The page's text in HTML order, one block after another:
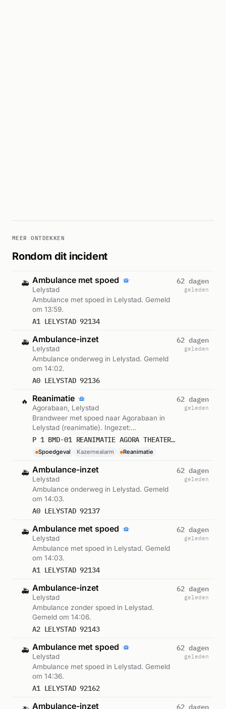
MEER ONTDEKKEN
Rondom dit incident
🚑 Ambulance met spoed
Lelystad
Ambulance met spoed in Lelystad. Gemeld
om 13:59.
A1 LELYSTAD 92134
62 dagen
geleden
🚑 Ambulance-inzet
Lelystad
Ambulance onderweg in Lelystad. Gemeld
om 14:02.
A0 LELYSTAD 92136
62 dagen
geleden
🔥 Reanimatie
Agorabaan, Lelystad
Brandweer met spoed naar Agorabaan in
Lelystad (reanimatie). Ingezet:
Kazernealarm. Gemeld om 14:02.
P 1 BMD-01 REANIMATIE AGORA THEATER AGORABAAN LELYSTAD 255131
Spoedgeval Kazernealarm Reanimatie
62 dagen
geleden
🚑 Ambulance-inzet
Lelystad
Ambulance onderweg in Lelystad. Gemeld
om 14:03.
A0 LELYSTAD 92137
62 dagen
geleden
🚑 Ambulance met spoed
Lelystad
Ambulance met spoed in Lelystad. Gemeld
om 14:03.
A1 LELYSTAD 92134
62 dagen
geleden
🚑 Ambulance-inzet
Lelystad
Ambulance zonder spoed in Lelystad.
Gemeld om 14:06.
A2 LELYSTAD 92143
62 dagen
geleden
🚑 Ambulance met spoed
Lelystad
Ambulance met spoed in Lelystad. Gemeld
om 14:36.
A1 LELYSTAD 92162
62 dagen
geleden
Ambulance-inzet 62 dagen